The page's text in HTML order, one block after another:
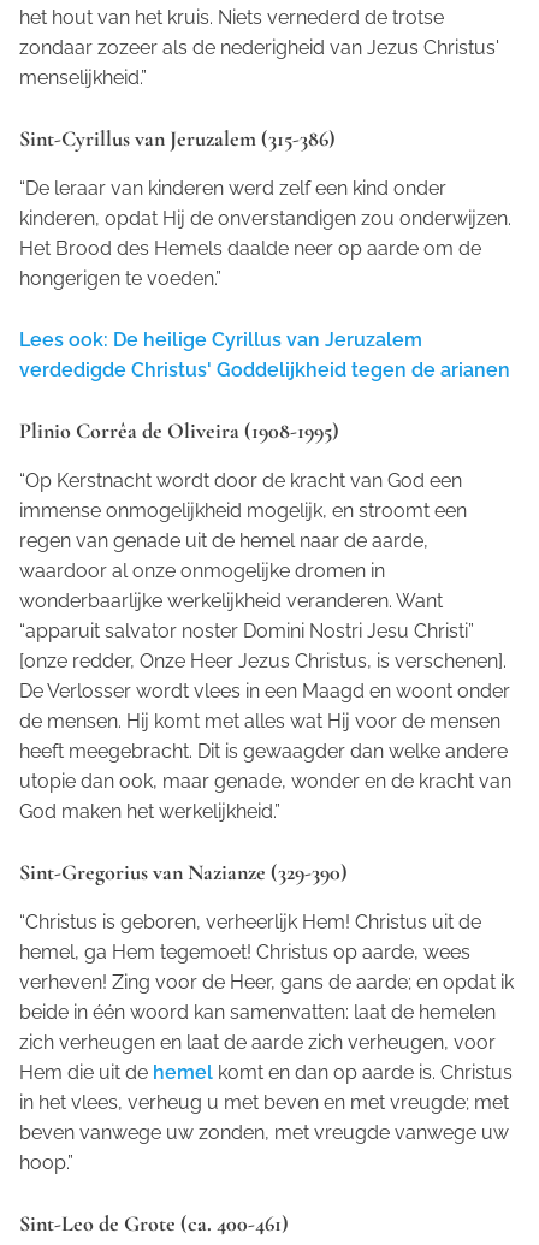
het hout van het kruis. Niets vernederd de trotse
zondaar zozeer als de nederigheid van Jezus Christus'
menselijkheid.”
Sint-Cyrillus van Jeruzalem (315-386)
“De leraar van kinderen werd zelf een kind onder
kinderen, opdat Hij de onverstandigen zou onderwijzen.
Het Brood des Hemels daalde neer op aarde om de
hongerigen te voeden.”
Lees ook: De heilige Cyrillus van Jeruzalem
verdedigde Christus' Goddelijkheid tegen de arianen
Plinio Corrêa de Oliveira (1908-1995)
“Op Kerstnacht wordt door de kracht van God een
immense onmogelijkheid mogelijk, en stroomt een
regen van genade uit de hemel naar de aarde,
waardoor al onze onmogelijke dromen in
wonderbaarlijke werkelijkheid veranderen. Want
“apparuit salvator noster Domini Nostri Jesu Christi”
[onze redder, Onze Heer Jezus Christus, is verschenen].
De Verlosser wordt vlees in een Maagd en woont onder
de mensen. Hij komt met alles wat Hij voor de mensen
heeft meegebracht. Dit is gewaagder dan welke andere
utopie dan ook, maar genade, wonder en de kracht van
God maken het werkelijkheid.”
Sint-Gregorius van Nazianze (329-390)
“Christus is geboren, verheerlijk Hem! Christus uit de
hemel, ga Hem tegemoet! Christus op aarde, wees
verheven! Zing voor de Heer, gans de aarde; en opdat ik
beide in één woord kan samenvatten: laat de hemelen
zich verheugen en laat de aarde zich verheugen, voor
Hem die uit de hemel komt en dan op aarde is. Christus
in het vlees, verheug u met beven en met vreugde; met
beven vanwege uw zonden, met vreugde vanwege uw
hoop.”
Sint-Leo de Grote (ca. 400-461)